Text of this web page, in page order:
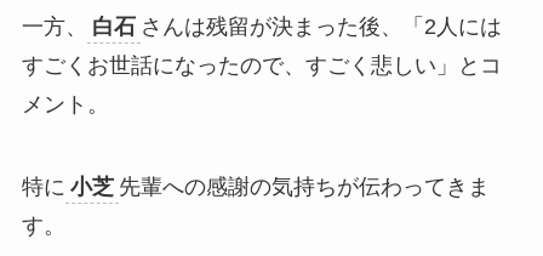
一方、 白石 さんは残留が決まった後、「2人には
すごくお世話になったので、すごく悲しい」とコ
メント。
特に 小芝 先輩への感謝の気持ちが伝わってきま
す。